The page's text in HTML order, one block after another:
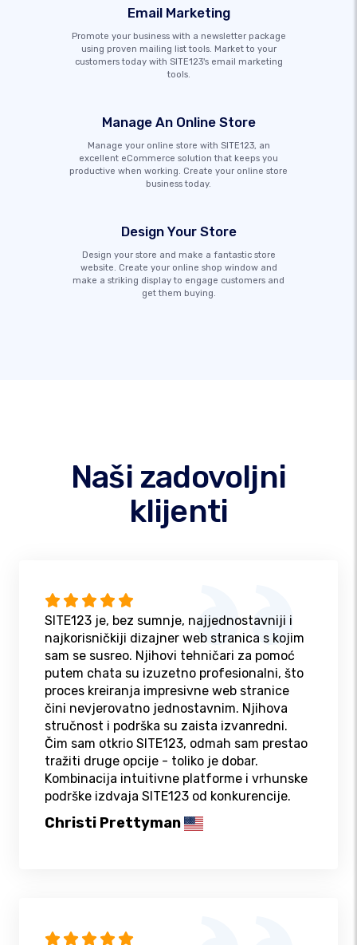
Email Marketing
Promote your business with a newsletter package
using proven mailing list tools. Market to your
customers today with SITE123's email marketing
tools.
Manage An Online Store
Manage your online store with SITE123, an
excellent eCommerce solution that keeps you
productive when working. Create your online store
business today.
Design Your Store
Design your store and make a fantastic store
website. Create your online shop window and
make a striking display to engage customers and
get them buying.
Naši zadovoljni
klijenti
SITE123 je, bez sumnje, najjednostavniji i
najkorisničkiji dizajner web stranica s kojim
sam se susreo. Njihovi tehničari za pomoć
putem chata su izuzetno profesionalni, što
proces kreiranja impresivne web stranice
čini nevjerovatno jednostavnim. Njihova
stručnost i podrška su zaista izvanredni.
Čim sam otkrio SITE123, odmah sam prestao
tražiti druge opcije - toliko je dobar.
Kombinacija intuitivne platforme i vrhunske
podrške izdvaja SITE123 od konkurencije.
Christi Prettyman